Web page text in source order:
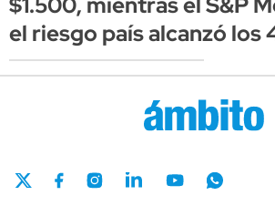
el riesgo país alcanzó los